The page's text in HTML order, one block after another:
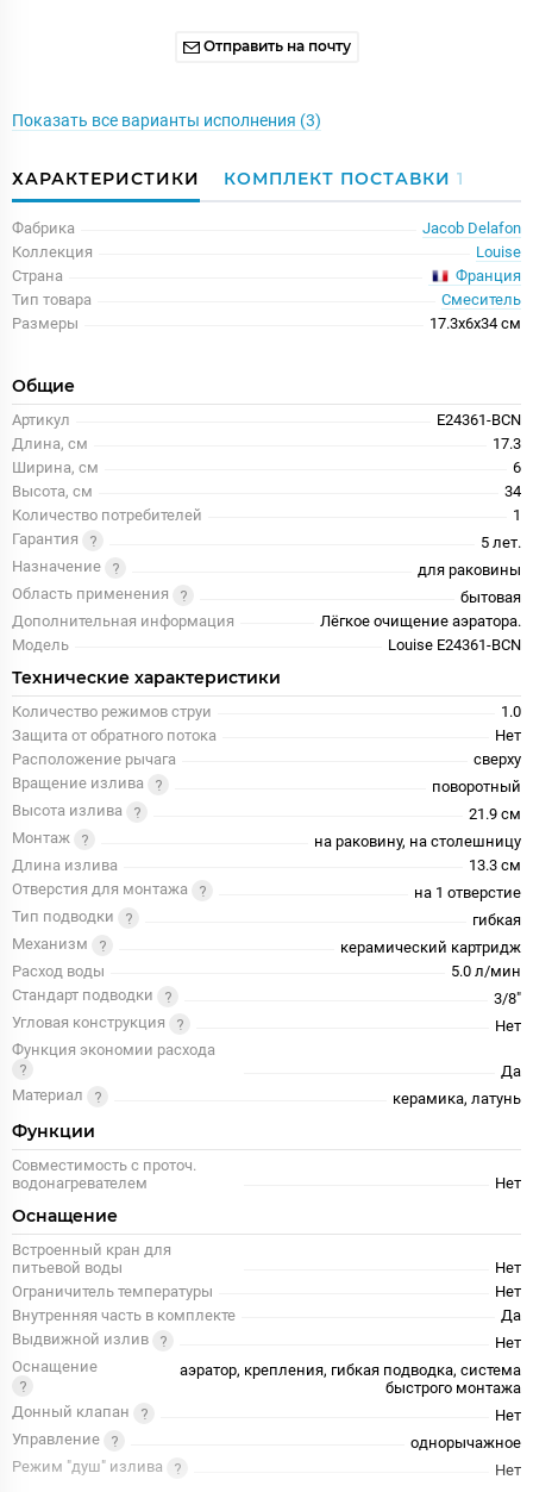
Отправить на почту
Показать все варианты исполнения (3)
ХАРАКТЕРИСТИКИ КОМПЛЕКТ ПОСТАВКИ 1
Фабрика
Jacob Delafon
Коллекция
Louise
Страна
Франция
Тип товара
Смеситель
Размеры
17.3x6x34 см
Общие
Артикул
E24361-BCN
Длина, см
17.3
Ширина, см
6
Высота, см
34
Количество потребителей
1
Гарантия
5 лет.
Назначение
для раковины
Область применения
бытовая
Дополнительная информация
Лёгкое очищение аэратора.
Модель
Louise E24361-BCN
Технические характеристики
Количество режимов струи
1.0
Защита от обратного потока
Нет
Расположение рычага
сверху
Вращение излива
поворотный
Высота излива
21.9 см
Монтаж
на раковину, на столешницу
Длина излива
13.3 см
Отверстия для монтажа
на 1 отверстие
Тип подводки
гибкая
Механизм
керамический картридж
Расход воды
5.0 л/мин
Стандарт подводки
3/8"
Угловая конструкция
Нет
Функция экономии расхода
Да
Материал
керамика, латунь
Функции
Совместимость с проточ.
водонагревателем
Нет
Оснащение
Встроенный кран для
питьевой воды
Нет
Ограничитель температуры
Нет
Внутренняя часть в комплекте
Да
Выдвижной излив
Нет
Оснащение
аэратор, крепления, гибкая подводка, система
быстрого монтажа
Донный клапан
Нет
Управление
однорычажное
Режим "душ" излива
Нет